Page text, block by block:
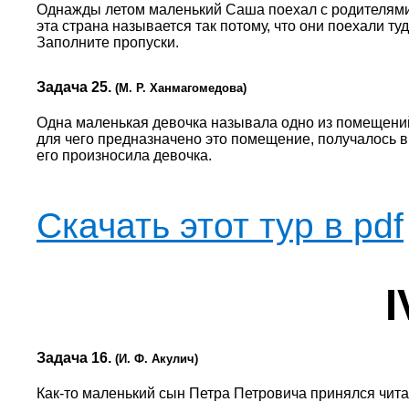
Однажды летом маленький Саша поехал с
эта страна называется так потому, что они поехали
Заполните пропуски.
Задача 25. (М. Р. Ханмагомедова)
Одна маленькая девочка называла одно из
для чего предназначено это помещение, получалось
его произносила девочка.
Скачать этот тур в pdf
Задача 16. (И. Ф. Акулич)
Как-то маленький сын Петра Петровича принялся